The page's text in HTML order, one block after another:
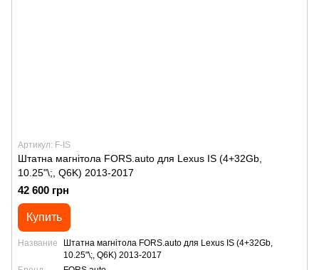
Артикул: F-IS
Штатна магнітола FORS.auto для Lexus IS (4+32Gb,
10.25"\;, Q6K) 2013-2017
42 600 грн
Купить
Название
Штатна магнітола FORS.auto для Lexus IS (4+32Gb,
10.25"\;, Q6K) 2013-2017